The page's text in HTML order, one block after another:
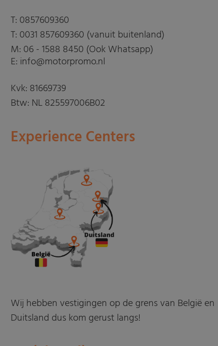
T: 0857609360
T: 0031 857609360 (vanuit buitenland)
M: 06 - 1588 8450 (Ook Whatsapp)
E: info@motorpromo.nl
Kvk: 81669739
Btw: NL 825597006B02
Experience Centers
Wij hebben vestigingen op de grens van België en
Duitsland dus kom gerust langs!